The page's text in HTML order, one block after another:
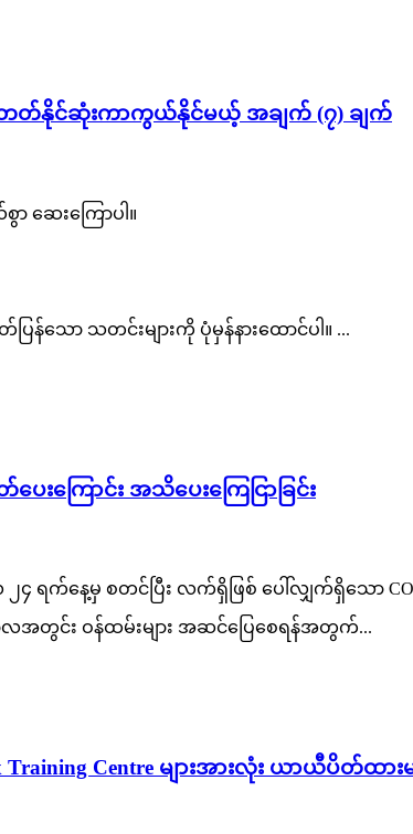
တတ်နိုင်ဆုံးကာကွယ်နိုင်မယ့် အချက် (၇) ချက်
ဆေးကြောပါ။
ပြန်သော သတင်းများကို ပုံမှန်နားထောင်ပါ။ ...
ကြောင်း အသိပေးကြေငြာခြင်း
လ ၂၄ ရက်နေ့မှ စတင်ပြီး လက်ရှိဖြစ် ပေါ်လျှက်ရှိသော
အတွင်း ဝန်ထမ်းများ အဆင်ပြေစေရန်အတွက်...
Training Centre များအားလုံး ယာယီပိတ်ထာ